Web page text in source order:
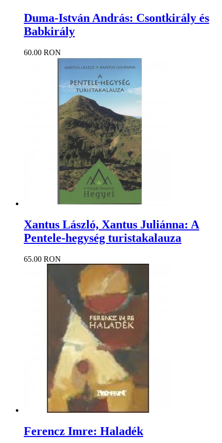
Duma-István András: Csontkirály és
Babkirály
60.00 RON
Xantus László, Xantus Juliánna: A
Pentele-hegység turistakalauza
65.00 RON
Ferencz Imre: Haladék